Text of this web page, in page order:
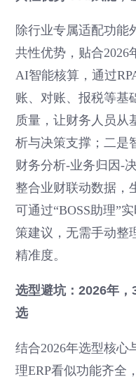
除行业专属适配功能
共性优势，贴合2026
AI智能核算，通过
账、对账、报税等基
质量，让财务人员从
析与决策支撑；二是
财务分析-业务归因-
整合业财联动数据，
可通过“BOSS助理”
策建议，无需手动整
精准度。
选型避坑：2026年
选
结合2026年选型核心
理ERP看似功能齐全